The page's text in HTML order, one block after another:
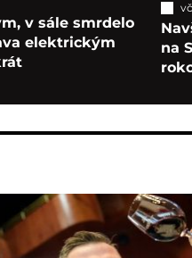
v sále smrdelo
elektrickým
na